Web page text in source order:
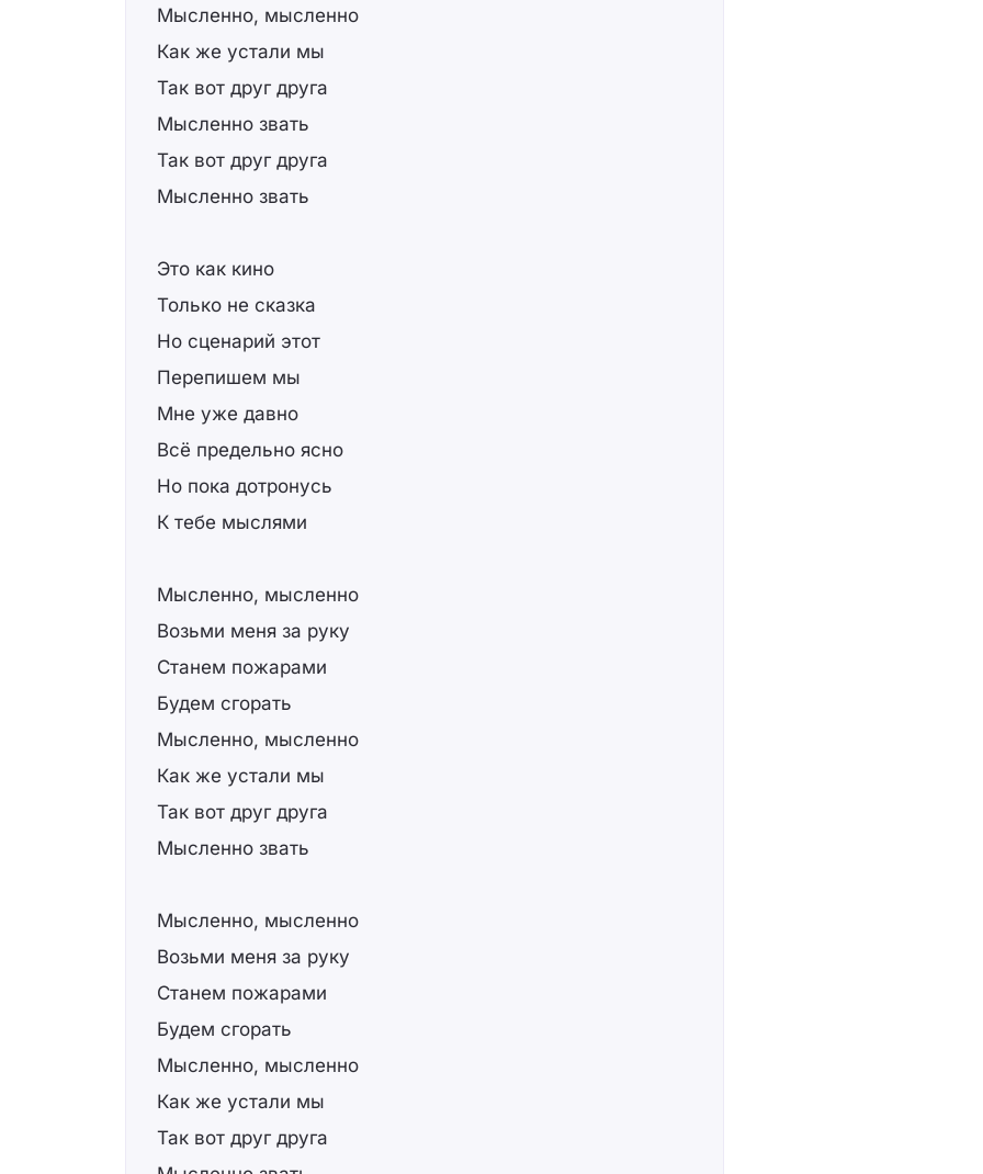
Мысленно, мысленно
Как же устали мы
Так вот друг друга
Мысленно звать
Так вот друг друга
Мысленно звать
Это как кино
Только не сказка
Но сценарий этот
Перепишем мы
Мне уже давно
Всё предельно ясно
Но пока дотронусь
К тебе мыслями
Мысленно, мысленно
Возьми меня за руку
Станем пожарами
Будем сгорать
Мысленно, мысленно
Как же устали мы
Так вот друг друга
Мысленно звать
Мысленно, мысленно
Возьми меня за руку
Станем пожарами
Будем сгорать
Мысленно, мысленно
Как же устали мы
Так вот друг друга